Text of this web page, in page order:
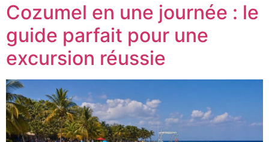
Cozumel en une journée : le
guide parfait pour une
excursion réussie